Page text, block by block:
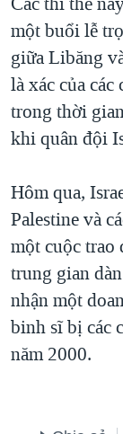
KINH TẾ
KHOA HỌC
VĂN HOÁ
GIÁO DỤC
MỘT NĂM
GIẢI MÃ
NGÀY TỊ NẠN
TRỊNH VĨNH
GROUND
CÁC GIÁ TRỊ
THƯỢNG
TRỊNH VĨNH
NGƯ DÂN
MẠNG XÃ HỘI
Ngôn ngữ
một buổi lễ
giữa Libăng
là xác của
trong thời
khi quân đội
Hôm qua,
Palestine và
một cuộc
trung gian
nhận một
binh sĩ bị các
năm 2000.